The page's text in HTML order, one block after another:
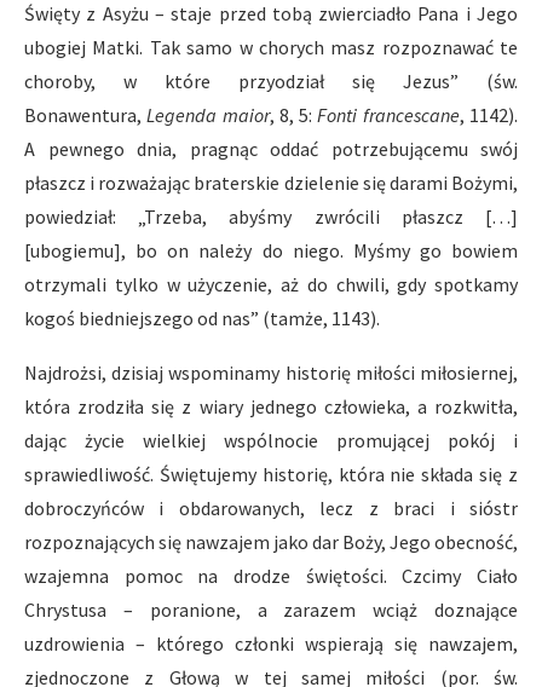
Święty z Asyżu – staje przed tobą zwierciadło Pana i Jego
ubogiej Matki. Tak samo w chorych masz rozpoznawać te
choroby, w które przyodział się Jezus” (św.
Bonawentura,Legenda maior, 8, 5:Fonti francescane, 1142).
A pewnego dnia, pragnąc oddać potrzebującemu swój
płaszcz i rozważając braterskie dzielenie się darami Bożymi,
powiedział: „Trzeba, abyśmy zwrócili płaszcz […]
[ubogiemu], bo on należy do niego. Myśmy go bowiem
otrzymali tylko w użyczenie, aż do chwili, gdy spotkamy
kogoś biedniejszego od nas” (tamże, 1143).
Najdrożsi, dzisiaj wspominamy historię miłości miłosiernej,
która zrodziła się z wiary jednego człowieka, a rozkwitła,
dając życie wielkiej wspólnocie promującej pokój i
sprawiedliwość. Świętujemy historię, która nie składa się z
dobroczyńców i obdarowanych, lecz z braci i sióstr
rozpoznających się nawzajem jako dar Boży, Jego obecność,
wzajemna pomoc na drodze świętości. Czcimy Ciało
Chrystusa – poranione, a zarazem wciąż doznające
uzdrowienia – którego członki wspierają się nawzajem,
zjednoczone z Głową w tej samej miłości (por. św.